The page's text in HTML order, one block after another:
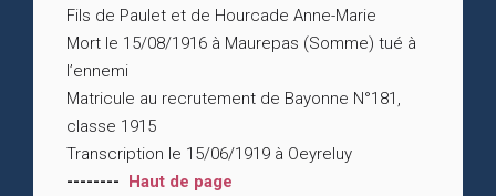
Fils de Paulet et de Hourcade Anne-Marie
Mort le 15/08/1916 à Maurepas (Somme) tué à
l’ennemi
Matricule au recrutement de Bayonne N°181,
classe 1915
Transcription le 15/06/1919 à Oeyreluy
-------- Haut de page